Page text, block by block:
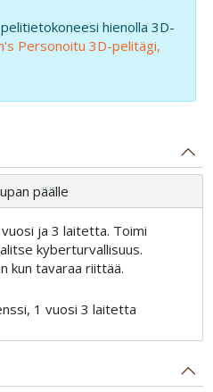
hienolla 3D-
Personoitu 3D-pelitägi,
päälle
ja 3 laitetta. Toimi
kyberturvallisuus.
kun tavaraa riittää.
1 vuosi 3 laitetta